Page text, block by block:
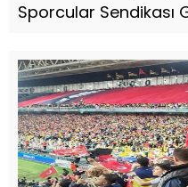
Sporcular Sendikası
Saeed Thani Al
görüşmede, sporun...